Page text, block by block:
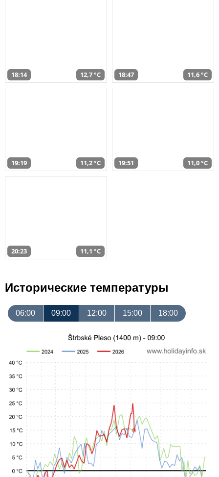
18:14 12,7 °C 18:47 11,6 °C
19:19 11,2 °C 19:51 11,0 °C
20:23 11,1 °C
Исторические температуры
06:00 09:00 12:00 15:00 18:00